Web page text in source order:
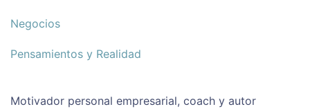
Negocios
Pensamientos y Realidad
Motivador personal empresarial, coach y autor